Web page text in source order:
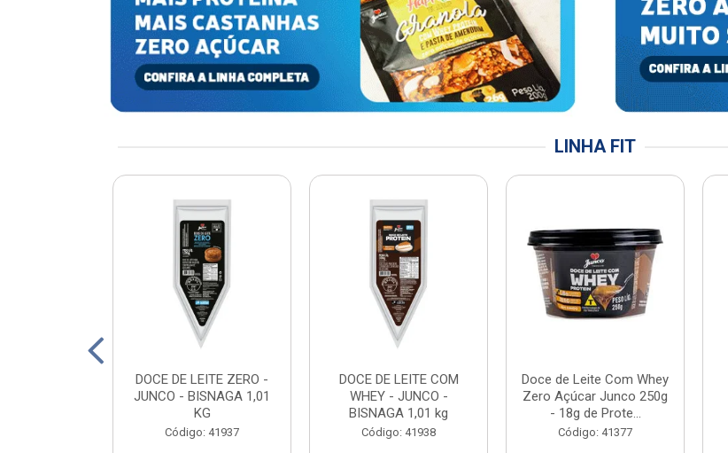
LINHA FIT
DOCE DE LEITE ZERO -
JUNCO - BISNAGA 1,01
KG
Código: 41937
DOCE DE LEITE COM
WHEY - JUNCO -
BISNAGA 1,01 kg
Código: 41938
Doce de Leite Com Whey
Zero Açúcar Junco 250g
- 18g de Prote...
Código: 41377